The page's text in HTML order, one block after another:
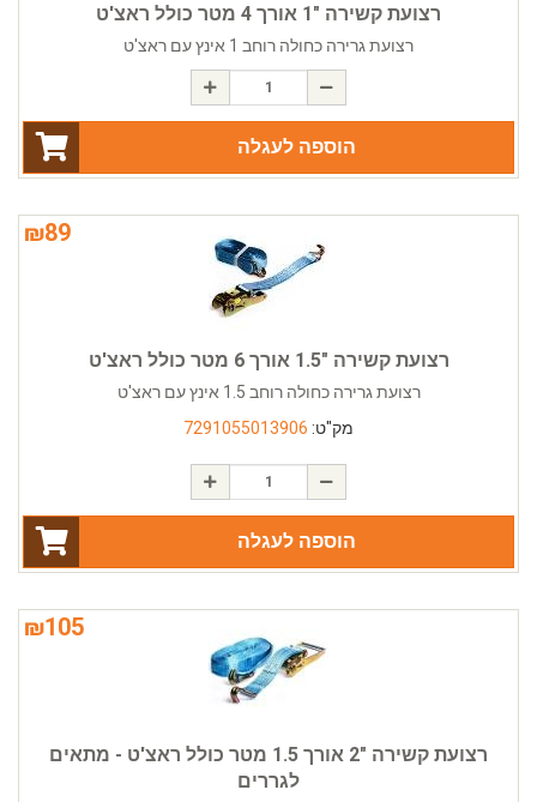
רצועת קשירה "1 אורך 4 מטר כולל ראצ'ט
רצועת גרירה כחולה רוחב 1 אינץ עם ראצ'ט
הוספה לעגלה
₪89
רצועת קשירה "1.5 אורך 6 מטר כולל ראצ'ט
רצועת גרירה כחולה רוחב 1.5 אינץ עם ראצ'ט
מק"ט: 7291055013906
הוספה לעגלה
₪105
רצועת קשירה "2 אורך 1.5 מטר כולל ראצ'ט - מתאים
לגררים